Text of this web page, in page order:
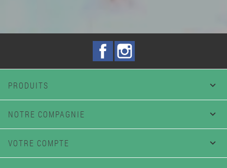
Facebook
PRODUITS 
NOTRE COMPAGNIE 
VOTRE COMPTE 